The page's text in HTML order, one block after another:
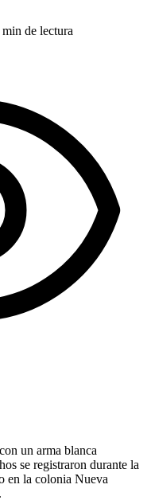
min de lectura
un arma blanca
se registraron durante la
en la colonia Nueva
.